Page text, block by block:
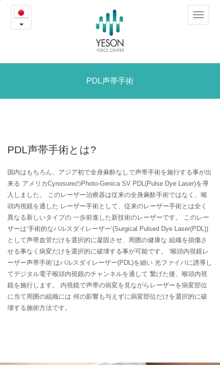
PDL
声
手
Toggle
PDL声帯手術
PDL声帯手術とは?
国内はもちろん、アジア初で全身麻酔なしで声帯手術を施行する事が出
来る アメリカCynosureのPhoto-Genica SV PDL(Pulse Dye Laser)を導
入しました。
このレーザー治療器は従来の全身麻酔手術ではなく、喉
頭内視鏡を通した レーザー手術として、従来のレーザー手術とは全く
異なる新しいタイプの 一歩前進した新技術のレーザーです。
このレー
ザーは‘手術的なパルスダイレーザー’(Surgical Pulsed Dye Laser(PDL))
として声帯血管だけを選択的に凝固させ、周囲の健康な 組織を損傷さ
せる事なく病変だけを選択的に破壊する事が可能です。
‘喉頭内視鏡レ
ーザー声帯手術’はパルスダイレーザー(PDL)を細い 光ファイバに誘導し
てデジタル電子喉頭内視鏡のチャンネルを通して 繋げた後、喉頭内視
鏡を施行します。
内視鏡で声帯の病変を見ながらレーザーを病変部位
に当て周囲の組織には 何の影響も与えずに病変部位だけを選択的に破
壊する施術方法です。